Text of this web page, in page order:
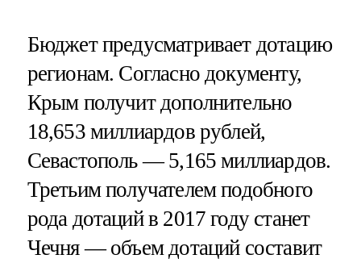
Бюджет предусматривает дотацию
регионам. Согласно документу,
Крым получит дополнительно
18,653 миллиардов рублей,
Севастополь — 5,165 миллиардов.
Третьим получателем подобного
рода дотаций в 2017 году станет
Чечня — объем дотаций составит